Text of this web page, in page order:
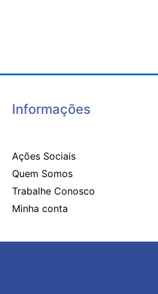
Informações
Ações Sociais
Quem Somos
Trabalhe Conosco
Minha conta